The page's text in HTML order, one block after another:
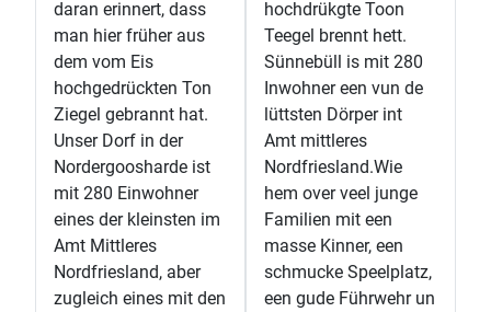
daran erinnert, dass
man hier früher aus
dem vom Eis
hochgedrückten Ton
Ziegel gebrannt hat.
Unser Dorf in der
Nordergoosharde ist
mit 280 Einwohner
eines der kleinsten im
Amt Mittleres
Nordfriesland, aber
zugleich eines mit den
hochdrükgte Toon
Teegel brennt hett.
Sünnebüll is mit 280
Inwohner een vun de
lüttsten Dörper int
Amt mittleres
Nordfriesland.Wie
hem over veel junge
Familien mit een
masse Kinner, een
schmucke Speelplatz,
een gude Führwehr un